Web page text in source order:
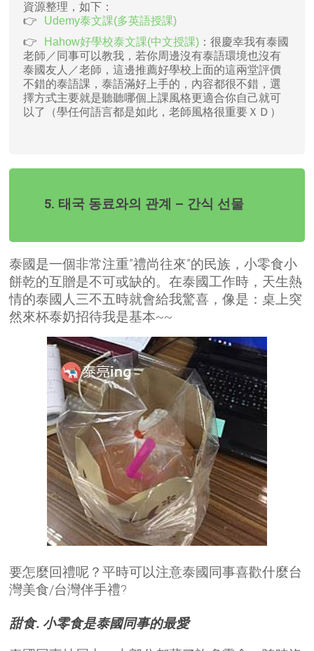
資源整理，如下：
Udemy泰文課(多英語授課)
Hahow好學校泰文課(中文授課) ：很慶幸我有泰國
老師／同事可以教我，若你周邊沒有泰語環境也沒有
泰國友人／老師，這邊推薦好學校上面的這兩堂評價
不錯的泰語課，泰語滿好上手的，內容都很不錯，選
擇方式主要就是聽聽哪個上課風格更適合你自己就可
以了（學任何語言都是如此，老師風格很重要ＸＤ）
5. 태국 동료와의 관계 – 간식 선물
泰國是一個非常注重”禮尚往來”的民族，小零食小
餅乾的互贈是不可或缺的。在泰國工作時，天生熱
情的泰國人三不五時就會給我驚喜，像是：桌上突
然來杯泰奶招待我是基本~~
要怎麼回禮呢？平時可以注意泰國同事喜歡什麼台
灣美食/台灣伴手禮?
甜食. 小零食是泰國同事的最愛